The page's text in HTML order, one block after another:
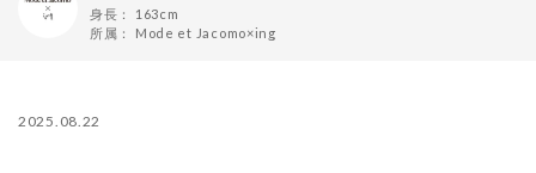
身長：
163cm
所属： Mode et Jacomo×ing
2025.08.22